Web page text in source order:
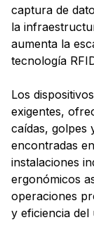
captura de
la
aumenta la
tecnología
Los
exigentes,
caídas, golpes
encontradas
instalaciones
ergonómicos
operaciones
y eficiencia del